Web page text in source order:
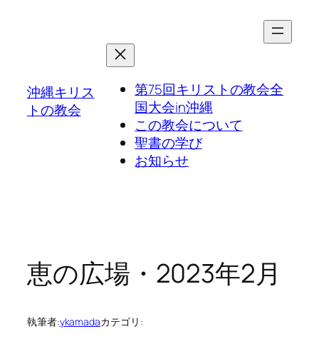
沖縄キリス
トの教会
第75回キリストの教会全
国大会in沖縄
この教会について
聖書の学び
お知らせ
恵の広場・2023年2月
執筆者:ykamadaカテゴリ: